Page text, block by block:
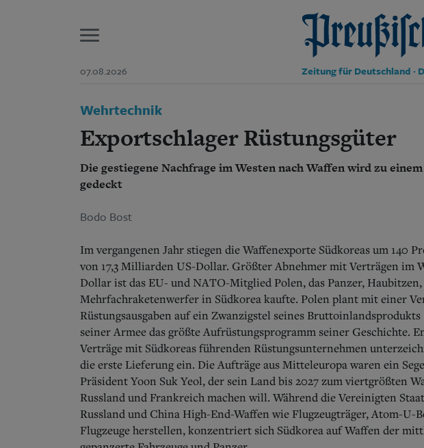
07.08.2026 Preußische Allgemeine
Zeitung für Deutschland ·
Start
Aktuelle Ausgabe
Abonnenten-Login
Abonnent werden
Abo Prämien
Mediadaten
Suchen und finden
Wehrtechnik
Exportschlager Rüstungsgüter
Die gestiegene Nachfrage im Westen nach Waffen wird zu
gedeckt
Bodo Bost
Im vergangenen Jahr stiegen die Waffenexporte Südkoreas um 140
von 17,3 Milliarden US-Dollar. Größter Abnehmer mit Verträgen im
Dollar ist das EU- und NATO-Mitglied Polen, das Panzer,
Mehrfachraketenwerfer in Südkorea kaufte. Polen plant mit einer
Rüstungsausgaben auf ein Zwanzigstel seines
seiner Armee das größte Aufrüstungsprogramm seiner Geschichte.
Verträge mit Südkoreas führenden Rüstungsunternehmen
die erste Lieferung ein. Die Aufträge aus Mitteleuropa waren ein
Präsident Yoon Suk Yeol, der sein Land bis 2027 zum viertgrößten
Russland und Frankreich machen will. Während die Vereinigten
Russland und China High-End-Waffen wie Flugzeugträger, Atom-U-
Flugzeuge herstellen, konzentriert sich Südkorea auf Waffen der